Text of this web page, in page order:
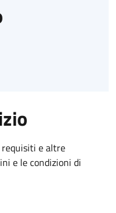
requisiti e altre
e le condizioni di